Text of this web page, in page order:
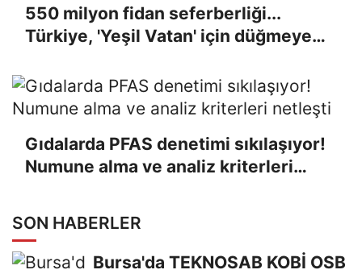
550 milyon fidan seferberliği...
Türkiye, 'Yeşil Vatan' için düğmeye
Gıdalarda PFAS denetimi sıkılaşıyor!
Numune alma ve analiz kriterleri
SON HABERLER
Bursa'da TEKNOSAB KOBİ OSB